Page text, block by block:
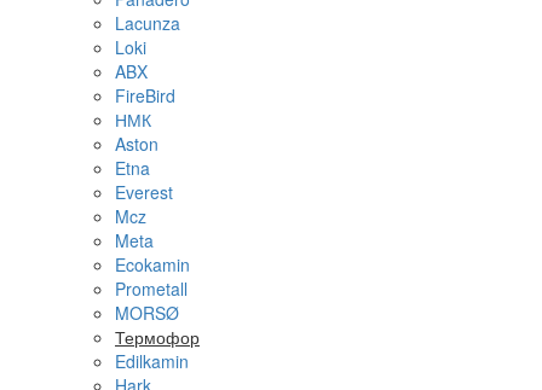
Lacunza
Loki
ABX
FireBird
НМК
Aston
Etna
Everest
Mcz
Meta
Ecokamin
Prometall
MORSØ
Термофор
Edilkamin